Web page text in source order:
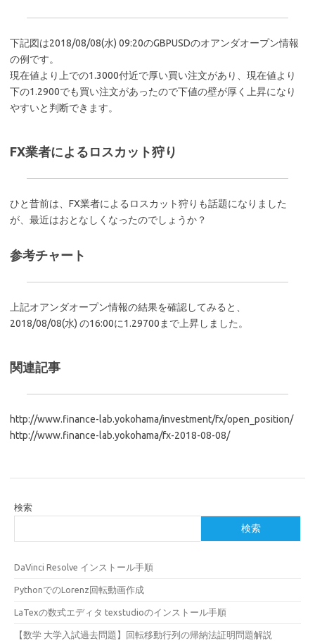
下記図は2018/08/08(水) 09:20のGBPUSDのオアンダオープン情報
の例です。
現在値より上での1.3000付近で厚い買い注文があり、現在値より
下の1.2900でも買い注文があったので下値の壁が厚く上昇になり
やすいと判断できます。
FX業者によるロスカット狩り
ひと昔前は、FX業者によるロスカット狩りも話題になりました
が、最近はおとなしくなったのでしょうか？
参考チャート
上記オアンダオープン情報の結果を確認してみると、
2018/08/08(水) の16:00に1.29700まで上昇しました。
関連記事
http://www.finance-lab.yokohama/investment/fx/open_position/
http://www.finance-lab.yokohama/fx-2018-08-08/
検索
検索
DaVinci Resolve インストール手順
PythonでのLorenz回転動画作成
LaTexの数式エディタ texstudioのインストール手順
【数学 大学入試過去問題】回転移動行列の帰納法証明問題解説